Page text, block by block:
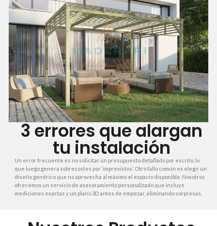
3 errores que alargan
tu instalación
Un error frecuente es no solicitar un presupuesto detallado por escrito, lo
que luego genera sobrecostes por ‘imprevistos’. Otro fallo común es elegir un
diseño genérico que no aprovecha al máximo el espacio disponible. Nosotros
ofrecemos un servicio de asesoramiento personalizado que incluye
mediciones exactas y un plano 3D antes de empezar, eliminando sorpresas.